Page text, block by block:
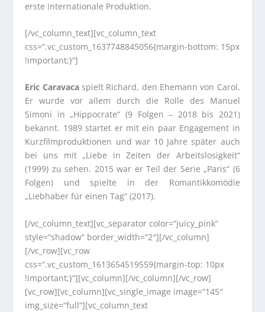
erste internationale Produktion.
[/vc_column_text][vc_column_text
css=“.vc_custom_1637748845056{margin-bottom: 15px
!important;}“]
Eric Caravacaspielt Richard, den Ehemann von Carol.
Er wurde vor allem durch die Rolle des Manuel
Simoni in „Hippocrate“ (9 Folgen – 2018 bis 2021)
bekannt. 1989 startet er mit ein paar Engagement in
Kurzfilmproduktionen und war 10 Jahre später auch
bei uns mit „Liebe in Zeiten der Arbeitslosigkeit“
(1999) zu sehen. 2015 war er Teil der Serie „Paris“ (6
Folgen) und spielte in der Romantikkomödie
„Liebhaber für einen Tag“ (2017).
[/vc_column_text][vc_separator color=“juicy_pink“
style=“shadow“ border_width=“2″][/vc_column]
[/vc_row][vc_row
css=“.vc_custom_1613654519559{margin-top: 10px
!important;}“][vc_column][/vc_column][/vc_row]
[vc_row][vc_column][vc_single_image image=“145″
img_size=“full“][vc_column_text